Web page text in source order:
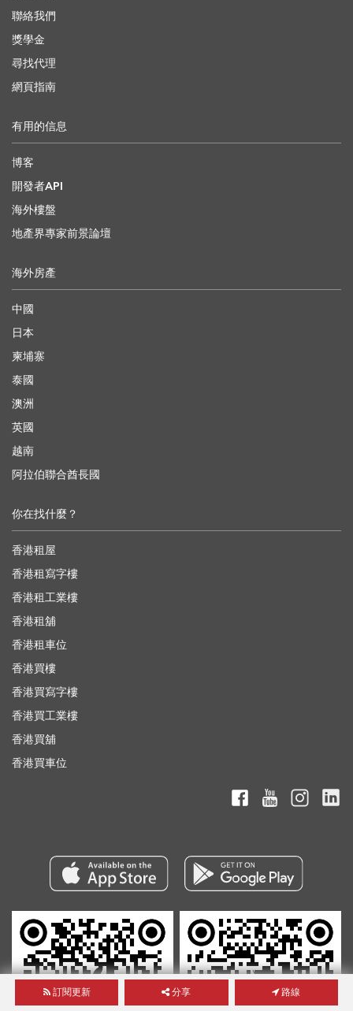
訂閱更新 分享 路線
聯絡我們
獎學金
尋找代理
網頁指南
有用的信息
博客
開發者API
海外樓盤
地產界專家前景論壇
海外房產
中國
日本
柬埔寨
泰國
澳洲
英國
越南
阿拉伯聯合酋長國
你在找什麼？
香港租屋
香港租寫字樓
香港租工業樓
香港租舖
香港租車位
香港買樓
香港買寫字樓
香港買工業樓
香港買舖
香港買車位